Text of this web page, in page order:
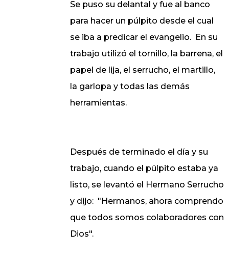
Se puso su delantal y fue al banco
para hacer un púlpito desde el cual
se iba a predicar el evangelio. En su
trabajo utilizó el tornillo, la barrena, el
papel de lija, el serrucho, el martillo,
la garlopa y todas las demás
herramientas.
Después de terminado el día y su
trabajo, cuando el púlpito estaba ya
listo, se levantó el Hermano Serrucho
y dijo: "Hermanos, ahora comprendo
que todos somos colaboradores con
Dios".